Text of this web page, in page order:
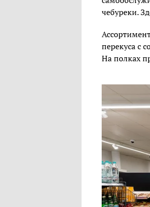
чебуреки.
перекуса с
На полках